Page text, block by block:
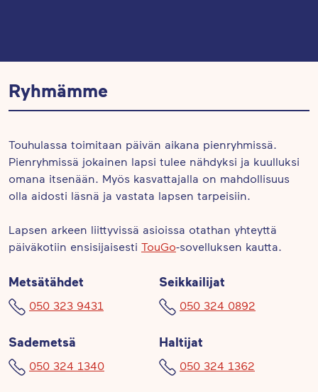
Ryhmämme
Touhulassa toimitaan päivän aikana pienryhmissä.
Pienryhmissä jokainen lapsi tulee nähdyksi ja kuulluksi
omana itsenään. Myös kasvattajalla on mahdollisuus
olla aidosti läsnä ja vastata lapsen tarpeisiin.
Lapsen arkeen liittyvissä asioissa otathan yhteyttä
päiväkotiin ensisijaisesti TouGo-sovelluksen kautta.
Metsätähdet
050 323 9431
Seikkailijat
050 324 0892
Sademetsä
050 324 1340
Haltijat
050 324 1362